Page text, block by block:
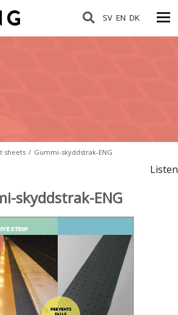
SV EN DK
sheets / Gummi-skyddstrak-ENG
Listen
skyddstrak-ENG